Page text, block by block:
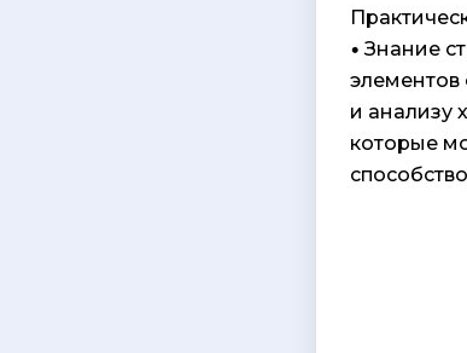
• Знание
элементов
и анализу
которые